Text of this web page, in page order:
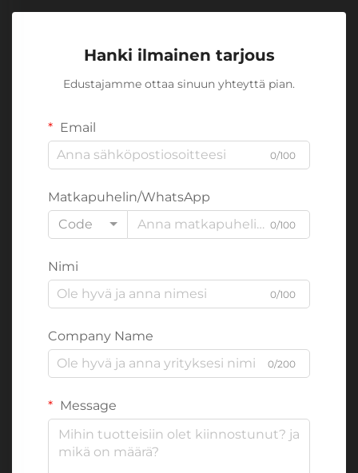
Hanki ilmainen tarjous
Edustajamme ottaa sinuun yhteyttä pian.
Email
0/100
Matkapuhelin/WhatsApp
Code
0/100
Nimi
0/100
Company Name
0/200
Message